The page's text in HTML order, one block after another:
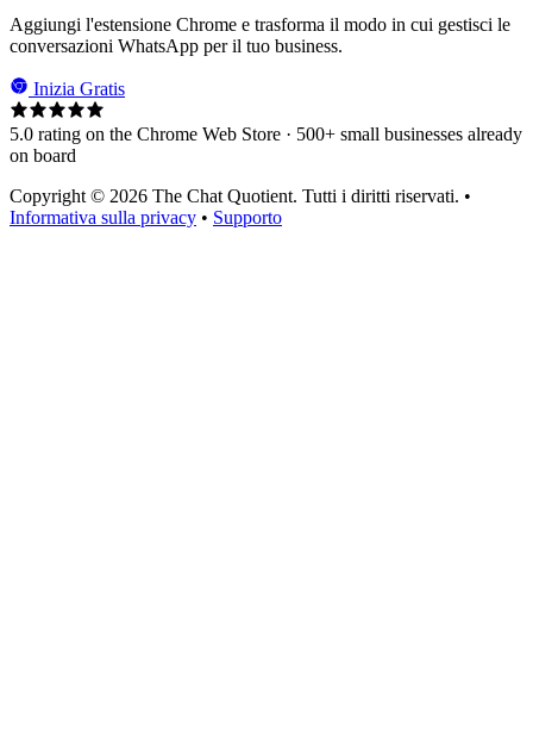
Aggiungi l'estensione Chrome e trasforma il modo in cui gestisci le
conversazioni WhatsApp per il tuo business.
Inizia Gratis
5.0 rating on the Chrome Web Store · 500+ small businesses already
on board
Copyright © 2026 The Chat Quotient. Tutti i diritti riservati. •
Informativa sulla privacy • Supporto